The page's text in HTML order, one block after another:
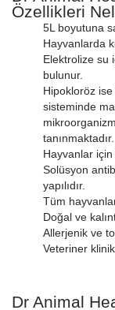
Özellikleri
5L boyutuna
Hayvanlarda
Elektrolize su
bulunur.
Hipokloröz ise
sisteminde
tanınmaktadır.
Hayvanlar
Solüsyon
yapılıdır.
Tüm
Doğal ve
Allerjenik ve
Veteriner
Dr Animal